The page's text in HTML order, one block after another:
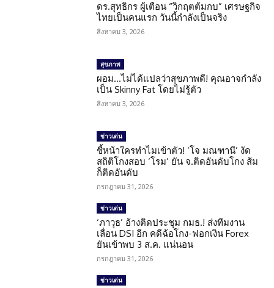
ดร.สุทธิกร ผู้เตือน “วิกฤตต้มกบ” เศรษฐกิจ
ไทยเป็นคนแรก วันนี้กำลังเป็นจริง
สิงหาคม 3, 2026
สุขภาพ
ผอม…ไม่ได้แปลว่าสุขภาพดี! คุณอาจกำลัง
เป็น Skinny Fat โดยไม่รู้ตัว
สิงหาคม 3, 2026
ข่าวเด่น
ชี้หน้าใครทำไมเข้าตัว! ‘โจ มณฑานี’ งัด
สถิติโกงสอบ ‘โรม’ ยัน จ.ติดอันดับโกง ส้ม
ก็ติดอันดับ
กรกฎาคม 31, 2026
ข่าวเด่น
‘ภาวุธ’ อ้างติดประชุม กมธ.! ส่งทีมงาน
เลื่อน DSI อีก คดีฉ้อโกง-ฟอกเงิน Forex
ยันเข้าพบ 3 ส.ค. แน่นอน
กรกฎาคม 31, 2026
ข่าวเด่น